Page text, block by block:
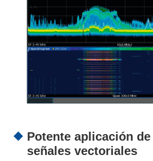
Potente aplicación
señales vectoriales